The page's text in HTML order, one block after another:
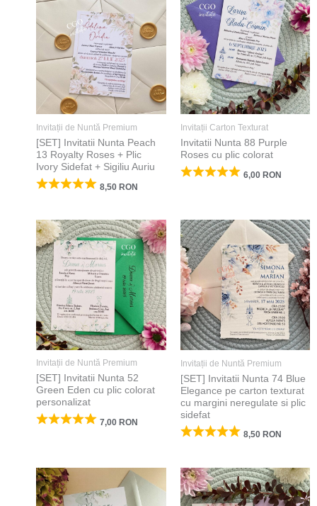
Invitații de Nuntă Premium
[SET] Invitatii Nunta Peach
13 Royalty Roses + Plic
Ivory Sidefat + Sigiliu Auriu
8,50 RON
Invitații Carton Texturat
Invitatii Nunta 88 Purple
Roses cu plic colorat
6,00 RON
Invitații de Nuntă Premium
[SET] Invitatii Nunta 52
Green Eden cu plic colorat
personalizat
7,00 RON
Invitații de Nuntă Premium
[SET] Invitatii Nunta 74 Blue
Elegance pe carton texturat
cu margini neregulate si plic
sidefat
8,50 RON